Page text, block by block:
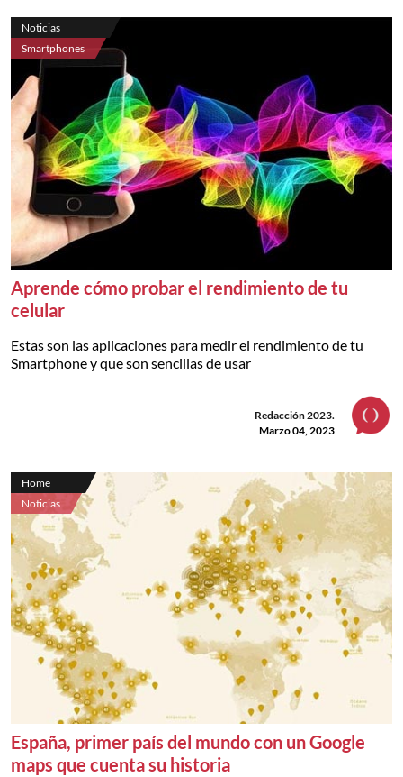
Noticias
Smartphones
Aprende cómo probar el rendimiento de tu
celular
Estas son las aplicaciones para medir el rendimiento de tu
Smartphone y que son sencillas de usar
Redacción 2023.
Marzo 04, 2023
Home
Noticias
España, primer país del mundo con un Google
maps que cuenta su historia